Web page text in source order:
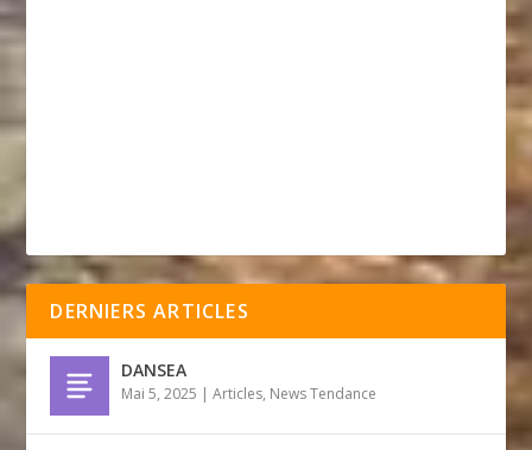
DERNIERS ARTICLES
DANSEA
Mai 5, 2025 |Articles, News Tendance